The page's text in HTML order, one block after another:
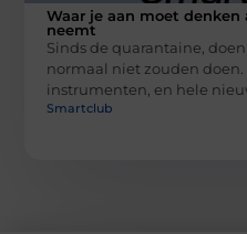
Waar je aan moet denken
neemt
Sinds de quarantaine,
normaal niet zouden doen.
instrumenten, en hele
Smartclub